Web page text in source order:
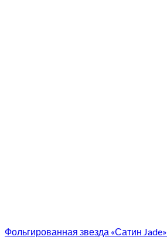
Фольгированная звезда «Сатин Jade»